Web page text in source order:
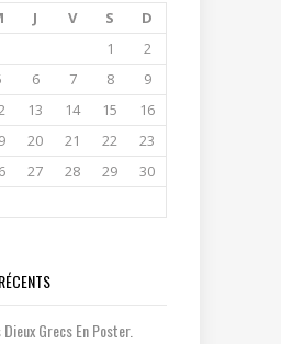
J V S
D
1
2
6 7 8
9
13 14 15
16
20 21 22
23
27 28 29
30
Dieux Grecs En Poster.